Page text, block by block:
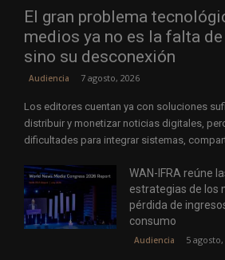
El gran problema
medios ya no es la falta
sino su desconexión
Audiencia 7 agosto, 2026
Los editores cuentan ya con soluciones
distribuir y monetizar noticias digitales,
dificultades para integrar sistemas,
WAN-IFRA reúne
estrategias de los
pérdida de
consumo
Audiencia 5